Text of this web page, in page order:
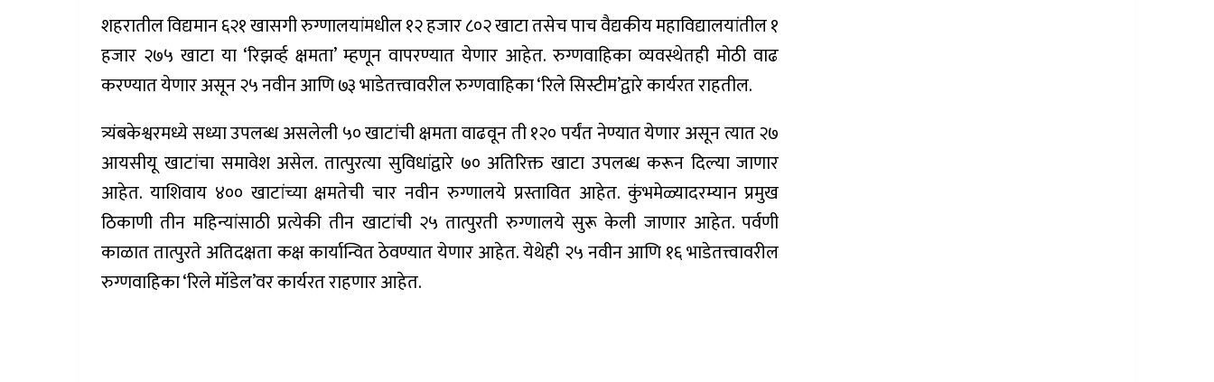
शहरातील विद्यमान ६२१ खासगी रुग्णालयांमधील १२ हजार ८०२ खाटा तसेच पाच वैद्यकीय महाविद्यालयांतील १
हजार २७५ खाटा या ‘रिझर्व्ह क्षमता’ म्हणून वापरण्यात येणार आहेत. रुग्णवाहिका व्यवस्थेतही मोठी वाढ
करण्यात येणार असून २५ नवीन आणि ७३ भाडेतत्त्वावरील रुग्णवाहिका ‘रिले सिस्टीम’द्वारे कार्यरत राहतील.
त्र्यंबकेश्वरमध्ये सध्या उपलब्ध असलेली ५० खाटांची क्षमता वाढवून ती १२० पर्यंत नेण्यात येणार असून त्यात २७
आयसीयू खाटांचा समावेश असेल. तात्पुरत्या सुविधांद्वारे ७० अतिरिक्त खाटा उपलब्ध करून दिल्या जाणार
आहेत. याशिवाय ४०० खाटांच्या क्षमतेची चार नवीन रुग्णालये प्रस्तावित आहेत. कुंभमेळ्यादरम्यान प्रमुख
ठिकाणी तीन महिन्यांसाठी प्रत्येकी तीन खाटांची २५ तात्पुरती रुग्णालये सुरू केली जाणार आहेत. पर्वणी
काळात तात्पुरते अतिदक्षता कक्ष कार्यान्वित ठेवण्यात येणार आहेत. येथेही २५ नवीन आणि १६ भाडेतत्त्वावरील
रुग्णवाहिका ‘रिले मॉडेल’वर कार्यरत राहणार आहेत.